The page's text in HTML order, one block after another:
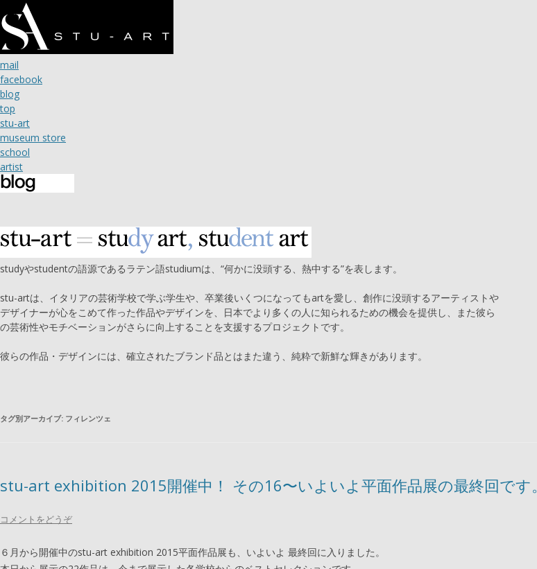
mail
facebook
blog
top
stu-art
museum store
school
artist
studyやstudentの語源であるラテン語studiumは、“何かに没頭する、熱中する”を表します。
stu-artは、イタリアの芸術学校で学ぶ学生や、卒業後いくつになってもartを愛し、創作に没頭するアーティストや
デザイナーが心をこめて作った作品やデザインを、日本でより多くの人に知られるための機会を提供し、また彼ら
の芸術性やモチベーションがさらに向上することを支援するプロジェクトです。
彼らの作品・デザインには、確立されたブランド品とはまた違う、純粋で新鮮な輝きがあります。
タグ別アーカイブ: フィレンツェ
stu-art exhibition 2015開催中！ その16〜いよいよ平面作品展の最終回です。
コメントをどうぞ
６月から開催中のstu-art exhibition 2015平面作品展も、いよいよ 最終回に入りました。